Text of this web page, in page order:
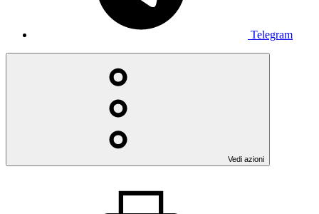
Telegram
Vedi azioni